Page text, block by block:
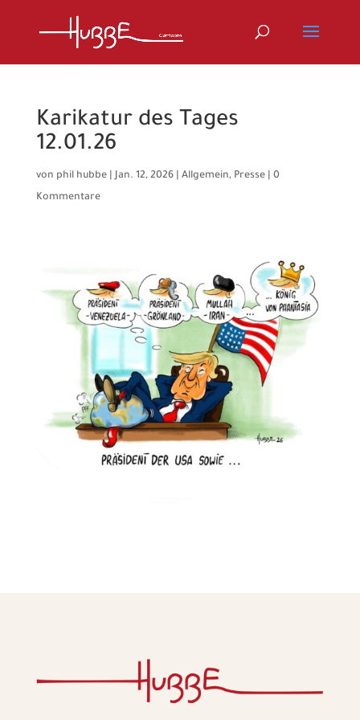
Karikatur des Tages
12.01.26
von phil hubbe|Jan. 12, 2026| Allgemein, Presse| 0
Kommentare